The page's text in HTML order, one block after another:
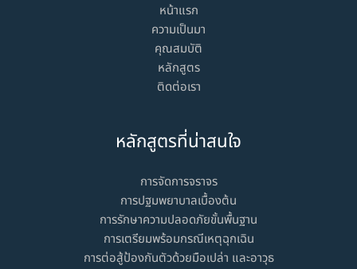
หน้าแรก
ความเป็นมา
คุณสมบัติ
หลักสูตร
ติดต่อเรา
หลักสูตรที่น่าสนใจ
การจัดการจราจร
การปฐมพยาบาลเบื้องต้น
การรักษาความปลอดภัยขั้นพื้นฐาน
การเตรียมพร้อมกรณีเหตุฉุกเฉิน
การต่อสู้ป้องกันตัวด้วยมือเปล่า และอาวุธ​